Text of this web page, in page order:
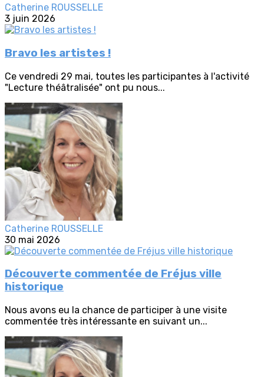
Catherine ROUSSELLE
3 juin 2026
Bravo les artistes !
Ce vendredi 29 mai, toutes les participantes à l'activité
"Lecture théâtralisée" ont pu nous...
Catherine ROUSSELLE
30 mai 2026
Découverte commentée de Fréjus ville
historique
Nous avons eu la chance de participer à une visite
commentée très intéressante en suivant un...